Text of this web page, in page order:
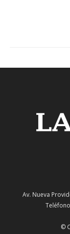
Av. Nueva
©